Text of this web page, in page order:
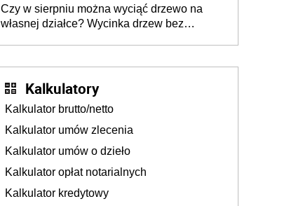
Czy w sierpniu można wyciąć drzewo na
własnej działce? Wycinka drzew bez
Kalkulatory
Kalkulator brutto/netto
Kalkulator umów zlecenia
Kalkulator umów o dzieło
Kalkulator opłat notarialnych
Kalkulator kredytowy